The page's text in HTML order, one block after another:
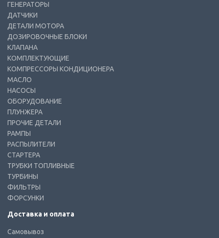
ГЕНЕРАТОРЫ
ДАТЧИКИ
ДЕТАЛИ МОТОРА
ДОЗИРОВОЧНЫЕ БЛОКИ
КЛАПАНА
КОМПЛЕКТУЮЩИЕ
КОМПРЕССОРЫ КОНДИЦИОНЕРА
МАСЛО
НАСОСЫ
ОБОРУДОВАНИЕ
ПЛУНЖЕРА
ПРОЧИЕ ДЕТАЛИ
РАМПЫ
РАСПЫЛИТЕЛИ
СТАРТЕРА
ТРУБКИ ТОПЛИВНЫЕ
ТУРБИНЫ
ФИЛЬТРЫ
ФОРСУНКИ
Доставка и оплата
Самовывоз